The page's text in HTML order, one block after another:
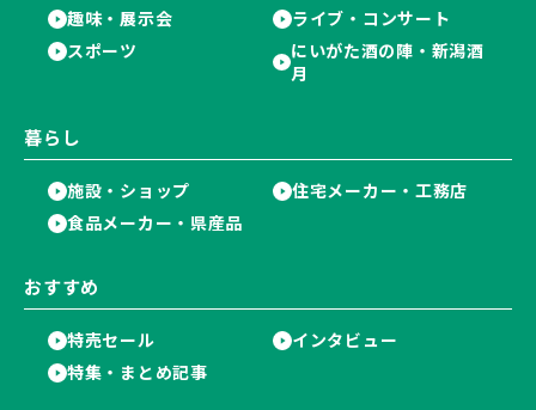
趣味・展示会
ライブ・コンサート
スポーツ
にいがた酒の陣・新潟酒
月
暮らし
施設・ショップ
住宅メーカー・工務店
食品メーカー・県産品
おすすめ
特売セール
インタビュー
特集・まとめ記事